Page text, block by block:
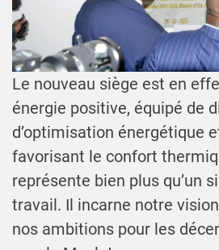
Le nouveau siège est en
énergie positive, équipé de
d’optimisation énergétique
favorisant le confort
représente bien plus qu’un
travail. Il incarne notre
nos ambitions pour les